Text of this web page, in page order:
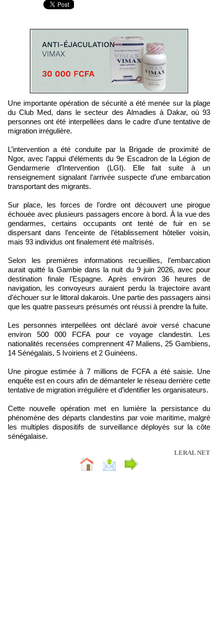
Une importante opération de sécurité a été menée sur la plage
du Club Med, dans le secteur des Almadies à Dakar, où 93
personnes ont été interpellées dans le cadre d’une tentative de
migration irrégulière.
L’intervention a été conduite par la Brigade de proximité de
Ngor, avec l’appui d’éléments du 9e Escadron de la Légion de
Gendarmerie d’Intervention (LGI). Elle fait suite à un
renseignement signalant l’arrivée suspecte d’une embarcation
transportant des migrants.
Sur place, les forces de l’ordre ont découvert une pirogue
échouée avec plusieurs passagers encore à bord. À la vue des
gendarmes, certains occupants ont tenté de fuir en se
dispersant dans l’enceinte de l’établissement hôtelier voisin,
mais 93 individus ont finalement été maîtrisés.
Selon les premières informations recueillies, l’embarcation
aurait quitté la Gambie dans la nuit du 9 juin 2026, avec pour
destination finale l’Espagne. Après environ 36 heures de
navigation, les convoyeurs auraient perdu la trajectoire avant
d’échouer sur le littoral dakarois. Une partie des passagers ainsi
que les quatre passeurs présumés ont réussi à prendre la fuite.
Les personnes interpellées ont déclaré avoir versé chacune
environ 500 000 FCFA pour ce voyage clandestin. Les
nationalités recensées comprennent 47 Maliens, 25 Gambiens,
14 Sénégalais, 5 Ivoiriens et 2 Guinéens.
Une pirogue estimée à 7 millions de FCFA a été saisie. Une
enquête est en cours afin de démanteler le réseau derrière cette
tentative de migration irrégulière et d’identifier les organisateurs.
Cette nouvelle opération met en lumière la persistance du
phénomène des départs clandestins par voie maritime, malgré
les multiples dispositifs de surveillance déployés sur la côte
sénégalaise.
LERAL NET